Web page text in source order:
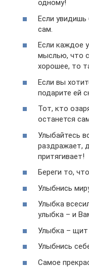
одному!
Если увидишь
сам.
Если каждое
мыслью, что
хорошее, то
Если вы
подарите ей
Тот, кто
останется
Улыбайтесь
раздражает,
притягивает!
Береги то,
Улыбнись
Улыбка
улыбка – и
Улыбка – щит
Улыбнись
Самое